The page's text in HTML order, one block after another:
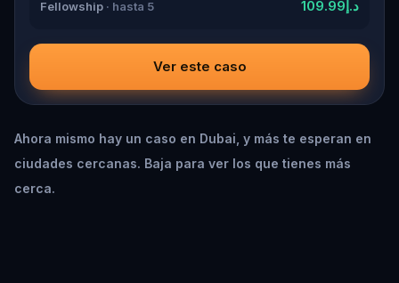
Fellowship · hasta 5 د.إ109.99
Ver este caso
Ahora mismo hay un caso en Dubai, y más te esperan en
ciudades cercanas. Baja para ver los que tienes más
cerca.